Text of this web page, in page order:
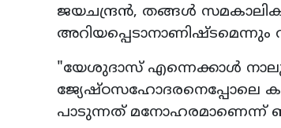
ജയചന്ദ്രൻ, തങ്ങൾ
അറിയപ്പെടാനാണിഷ്ടമെന്നും
"യേശുദാസ് എന്നെക്കാൾ
ജ്യേഷ്ഠസഹോദരനെപ്പോലെ
പാടുന്നത് മനോഹരമാണെന്ന്